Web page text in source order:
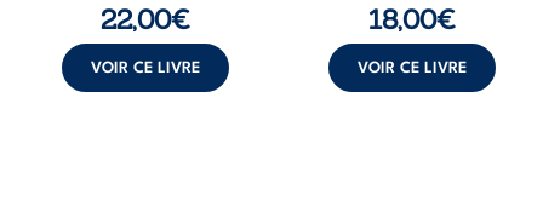
22,00€
VOIR CE LIVRE
intentions et les
croyances
peuvent ...
18,00€
VOIR CE LIVRE